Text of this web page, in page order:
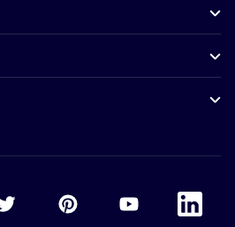
Accor TwitterAccor PinterestAccor Youtube
Accor